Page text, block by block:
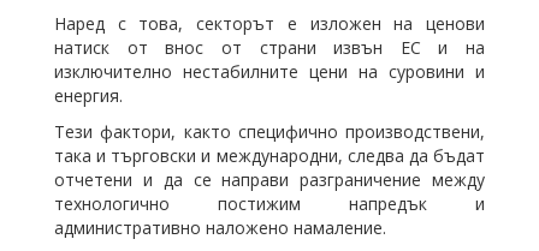
Наред с това, секторът е изложен на ценови
натиск от внос от страни извън ЕС и на
изключително нестабилните цени на суровини и
енергия.
Тези фактори, както специфично производствени,
така и търговски и международни, следва да бъдат
отчетени и да се направи разграничение между
технологично постижим напредък и
административно наложено намаление.